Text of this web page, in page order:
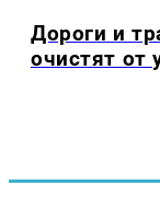
Дороги и
очистят от